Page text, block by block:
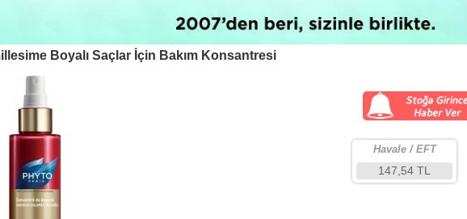
Boyalı Saçlar İçin Bakım Konsantresi
Havale / EFT
147,54 TL